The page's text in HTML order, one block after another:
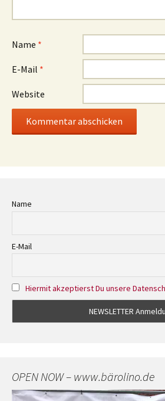
Name *
E-Mail *
Website
Name
E-Mail
Hiermit akzeptierst Du unsere
OPEN NOW – www.bärolino.de
Video-